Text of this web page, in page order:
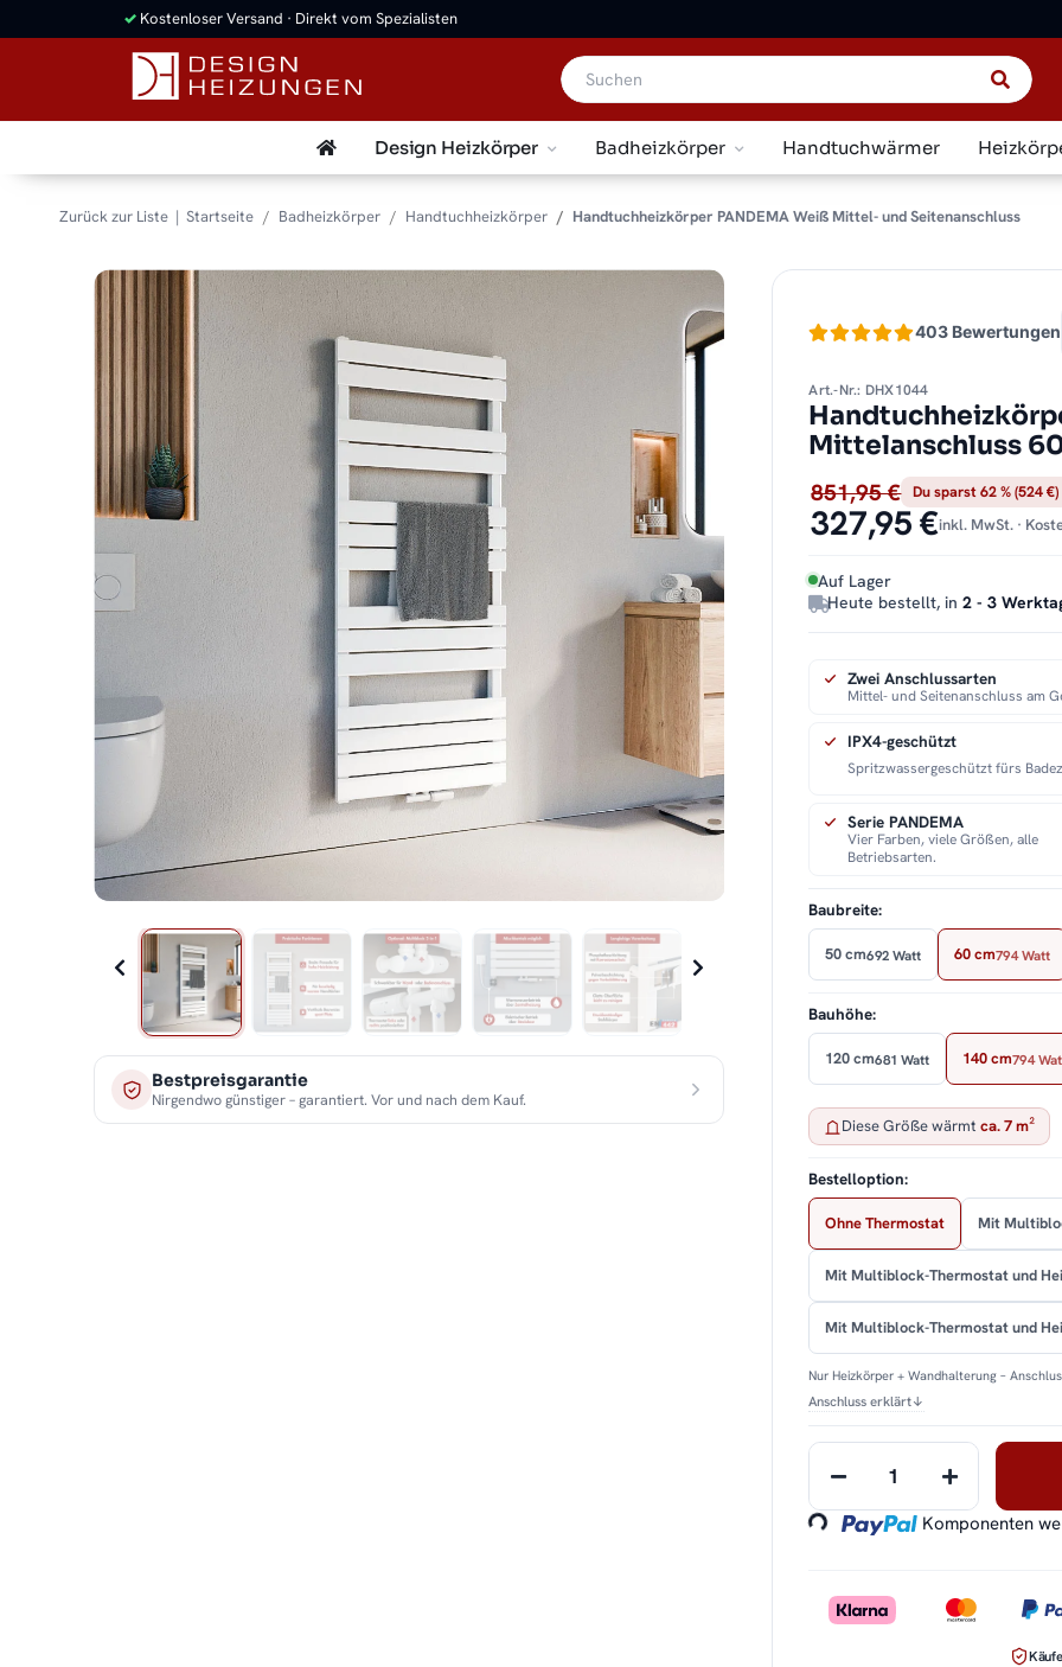
✓ Kostenloser Versand · Direkt vom Spezialisten
Design Heizkörper Badheizkörper Handtuchwärmer
Zurück zur Liste Startseite Badheizkörper Handtuchheizkörper Handtuchheizkörper PANDEMA Weiß Mittel- und Seitenanschluss
Bestpreisgarantie
Nirgendwo günstiger – garantiert. Vor und nach dem Kauf.
403 Bewertungen
Art.-Nr.: DHX1044
Mittelanschluss
851,95 € Du sparst 62 % (524 €)
327,95 €inkl. MwSt. ·
Auf Lager
Heute bestellt, in2 - 3
Zwei Anschlussarten
Mittel- und Seitenanschluss am
IPX4-geschützt
Spritzwassergeschützt fürs
Serie PANDEMA
Vier Farben, viele Größen, alle
Betriebsarten.
Baubreite:
50 cm692 Watt 60 cm794 Watt
Bauhöhe:
120 cm681 Watt 140 cm794
Diese Größe wärmtca. 7 m²
Bestelloption:
Ohne Thermostat Mit
Mit Multiblock-Thermostat und
Mit Multiblock-Thermostat und
Nur Heizkörper + Wandhalterung –
Anschluss erklärt↓
Loading... Komponenten